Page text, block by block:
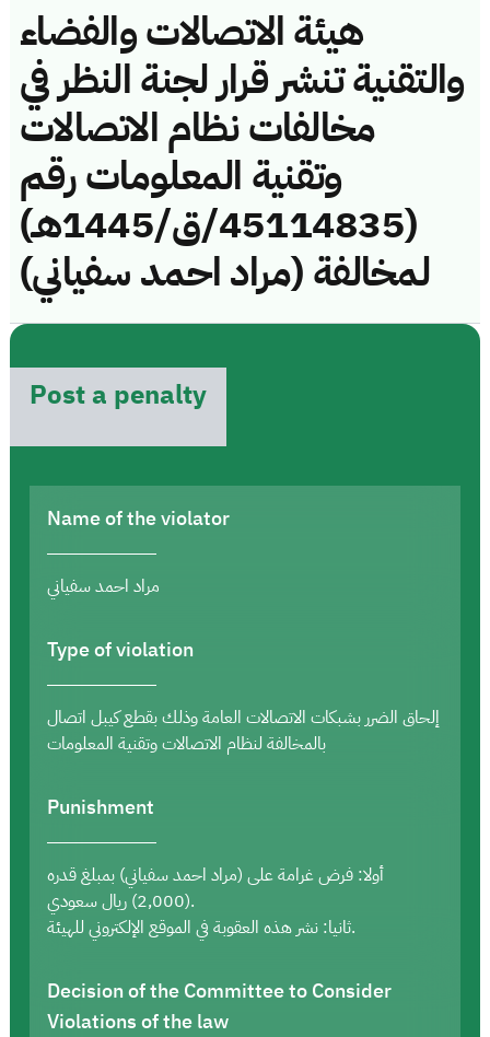
هيئة الاتصالات والفضاء
والتقنية تنشر قرار لجنة النظر في
مخالفات نظام الاتصالات
وتقنية المعلومات رقم
(45114835/ق/1445هـ)
لمخالفة (مراد احمد سفياني)
Post a penalty
Name of the violator
مراد احمد سفياني
Type of violation
إلحاق الضرر بشبكات الاتصالات العامة وذلك بقطع كيبل اتصال
بالمخالفة لنظام الاتصالات وتقنية المعلومات
Punishment
أولا: فرض غرامة على (مراد احمد سفياني) بمبلغ قدره
(2,000) ريال سعودي.
ثانيا: نشر هذه العقوبة في الموقع الإلكتروني للهيئة.
Decision of the Committee to Consider
Violations of the law